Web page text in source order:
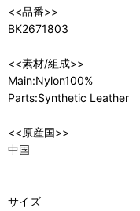
<<品番>>
BK2671803
<<素材/組成>>
Main:Nylon100%
Parts:Synthetic Leather
<<原産国>>
中国
サイズ